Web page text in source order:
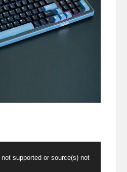
supported or source(s) not